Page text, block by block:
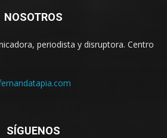
NOSOTROS
periodista y disruptora. Centro
SÍGUENOS